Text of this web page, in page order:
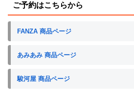
ご予約はこちらから
FANZA 商品ページ
あみあみ 商品ページ
駿河屋 商品ページ